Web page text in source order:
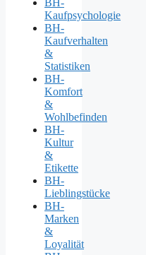
BH-
Kaufpsychologie
BH-
Kaufverhalten
&
Statistiken
BH-
Komfort
&
Wohlbefinden
BH-
Kultur
&
Etikette
BH-
Lieblingstücke
BH-
Marken
&
Loyalität